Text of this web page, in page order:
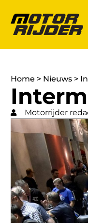
Home > Nieuws >
Motorrijder